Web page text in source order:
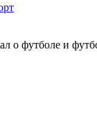
о футболе и